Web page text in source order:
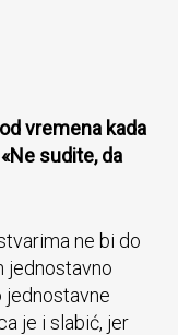
vremena kada
sudite, da
ne bi do
jednostavno
jednostavne
je i slabić, jer